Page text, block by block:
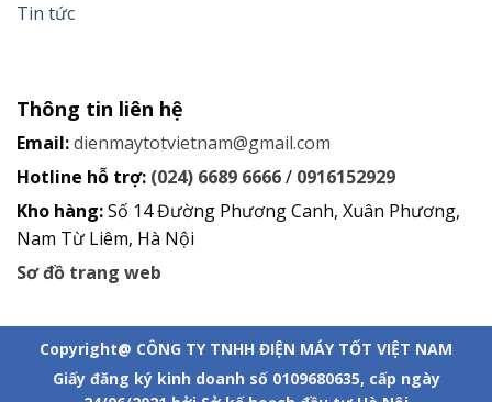
Tin tức
Thông tin liên hệ
Email:dienmaytotvietnam@gmail.com
Hotline hỗ trợ: (024) 6689 6666/ 0916152929
Kho hàng:Số 14 Đường Phương Canh, Xuân Phương,
Nam Từ Liêm, Hà Nội
Sơ đồ trang web
Copyright@ CÔNG TY TNHH ĐIỆN MÁY TỐT VIỆT NAM
Giấy đăng ký kinh doanh số 0109680635, cấp ngày